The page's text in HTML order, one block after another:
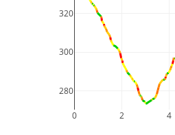
0 2 4
280
300
320